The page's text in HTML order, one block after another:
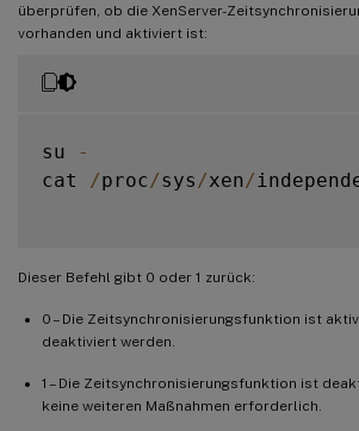
überprüfen, ob die XenServer-
vorhanden und aktiviert ist:
su
-
cat
/proc/sys /xen/
Dieser Befehl gibt 0 oder 1 zurück:
0 – Die Zeitsynchronisierungsfunktion ist
deaktiviert werden.
1 – Die Zeitsynchronisierungsfunktion ist
keine weiteren Maßnahmen erforderlich.